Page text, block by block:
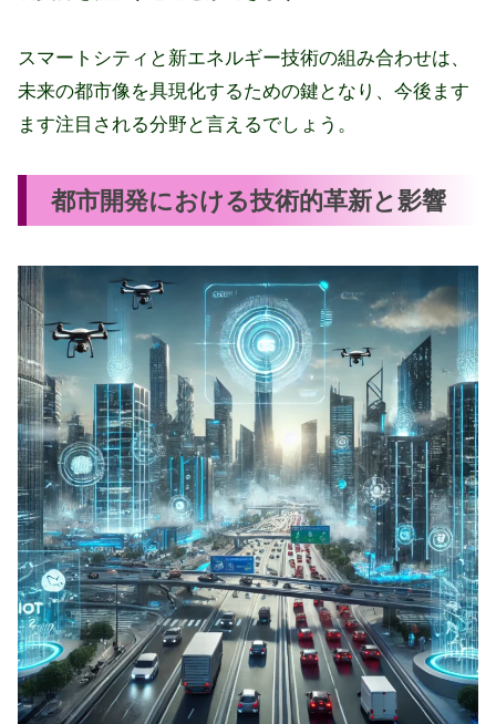
スマートシティと新エネルギー技術の組み合わせは、
未来の都市像を具現化するための鍵となり、今後ます
ます注目される分野と言えるでしょう。
都市開発における技術的革新と影響